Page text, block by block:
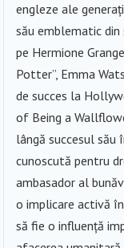
engleze ale
său emblematic din
pe Hermione
Potter”, Emma
de succes la
of Being a
lângă succesul
cunoscută pentru
ambasador al
o implicare activă
să fie o influență